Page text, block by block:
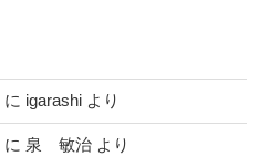
に igarashi より
に 泉 敏治 より